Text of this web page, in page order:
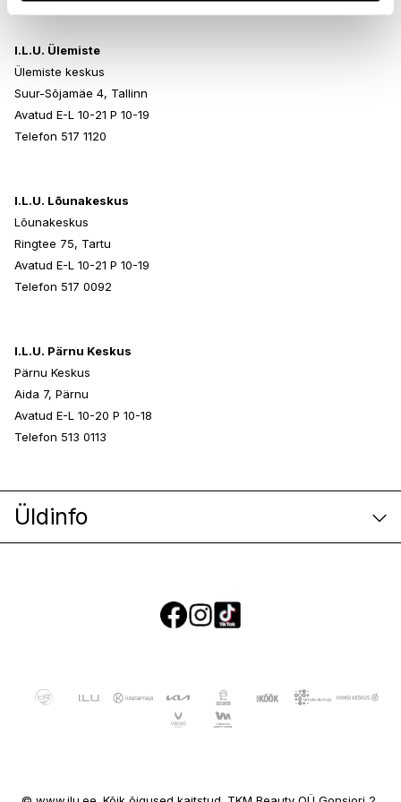
I.L.U. Ülemiste
Ülemiste keskus
Suur-Sõjamäe 4, Tallinn
Avatud E-L 10-21 P 10-19
Telefon 517 1120
I.L.U. Lõunakeskus
Lõunakeskus
Ringtee 75, Tartu
Avatud E-L 10-21 P 10-19
Telefon 517 0092
I.L.U. Pärnu Keskus
Pärnu Keskus
Aida 7, Pärnu
Avatud E-L 10-20 P 10-18
Telefon 513 0113
Üldinfo